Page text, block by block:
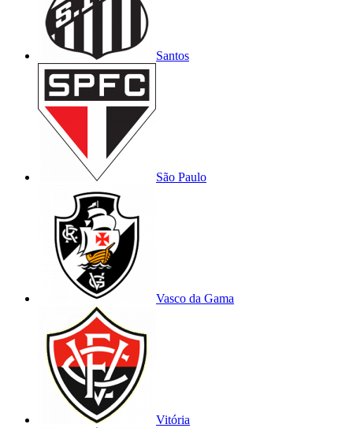
Santos
São Paulo
Vasco da Gama
Vitória